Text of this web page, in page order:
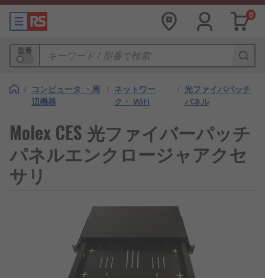
0
型番
/ コンピュータ ・周
辺機器
/ ネットワー
ク・ WiFi
/ 光ファイバパッチ
パネル
Molex CES 光ファイバーパッチ
パネルエンクロージャアクセ
サリ